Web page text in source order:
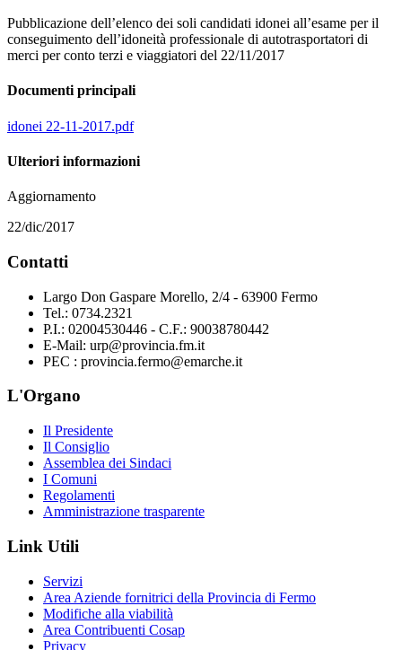
Pubblicazione dell’elenco dei soli candidati idonei all’esame per il
conseguimento dell’idoneità professionale di autotrasportatori di
merci per conto terzi e viaggiatori del 22/11/2017
Documenti principali
idonei 22-11-2017.pdf
Ulteriori informazioni
Aggiornamento
22/dic/2017
Contatti
Largo Don Gaspare Morello, 2/4 - 63900 Fermo
Tel.: 0734.2321
P.I.: 02004530446 - C.F.: 90038780442
E-Mail: urp@provincia.fm.it
PEC : provincia.fermo@emarche.it
L'Organo
Il Presidente
Il Consiglio
Assemblea dei Sindaci
I Comuni
Regolamenti
Amministrazione trasparente
Link Utili
Servizi
Area Aziende fornitrici della Provincia di Fermo
Modifiche alla viabilità
Area Contribuenti Cosap
Privacy